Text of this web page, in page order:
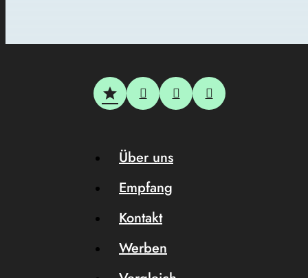
Über uns
Empfang
Kontakt
Werben